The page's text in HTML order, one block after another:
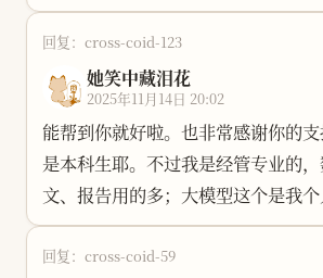
担不起的，也背离了自己的初衷。
今天降温了，学校那边也下雪了，悲
了呜呜呜。想要个温暖的地方。
回复：cross-coid-123
她笑中藏泪花
2025年11月14日 20:02
能帮到你就好啦。也非常感谢你的
是本科生耶。不过我是经管专业的
文、报告用的多；大模型这个是我个
回复：cross-coid-59